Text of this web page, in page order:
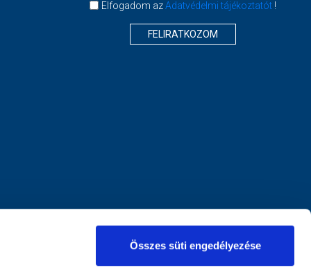
Összes süti engedélyezése
Elfogadom azAdatvédelmi tájékoztatót !
FELIRATKOZOM